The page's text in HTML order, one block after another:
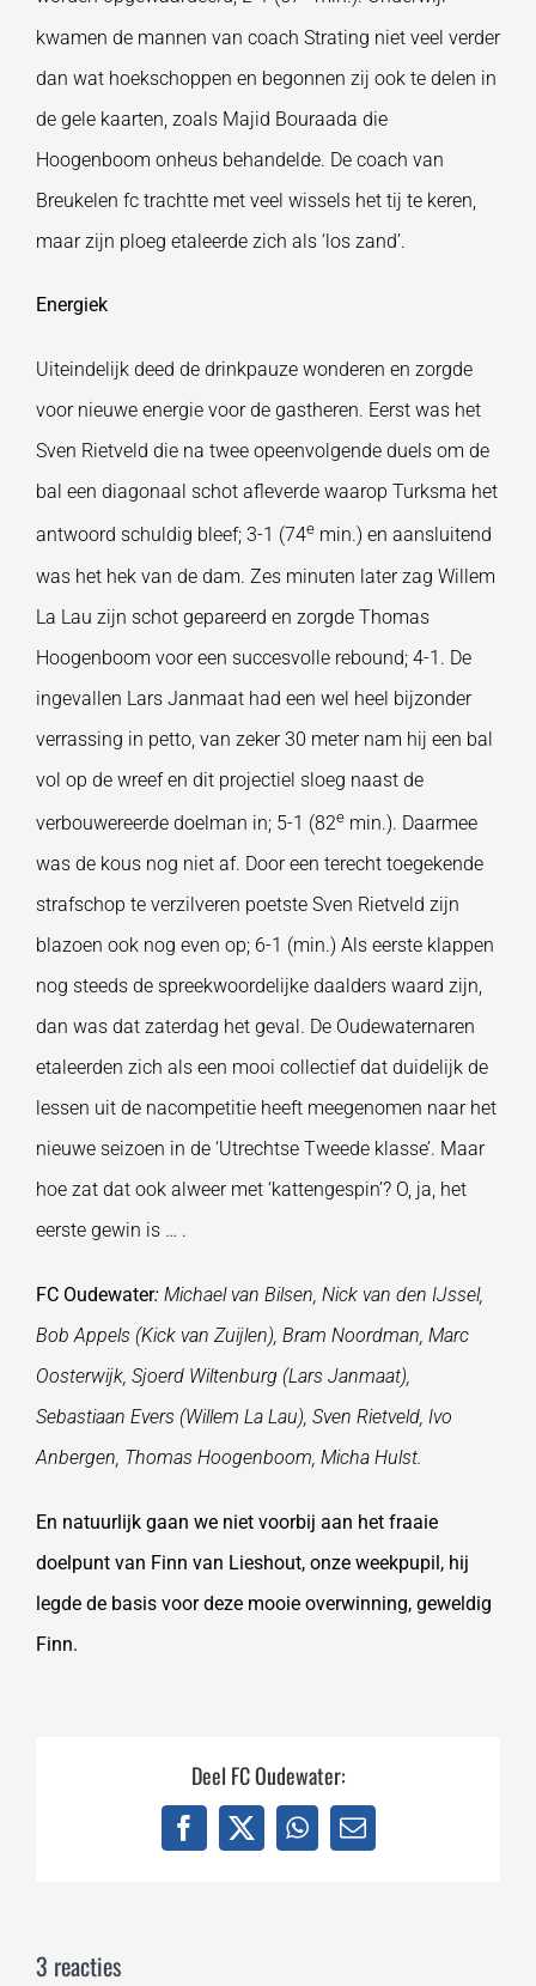
kwamen de mannen van coach Strating niet veel verder
dan wat hoekschoppen en begonnen zij ook te delen in
de gele kaarten, zoals Majid Bouraada die
Hoogenboom onheus behandelde. De coach van
Breukelen fc trachtte met veel wissels het tij te keren,
maar zijn ploeg etaleerde zich als ‘los zand’.
Energiek
Uiteindelijk deed de drinkpauze wonderen en zorgde
voor nieuwe energie voor de gastheren. Eerst was het
Sven Rietveld die na twee opeenvolgende duels om de
bal een diagonaal schot afleverde waarop Turksma het
antwoord schuldig bleef; 3-1 (74e min.) en aansluitend
was het hek van de dam. Zes minuten later zag Willem
La Lau zijn schot gepareerd en zorgde Thomas
Hoogenboom voor een succesvolle rebound; 4-1. De
ingevallen Lars Janmaat had een wel heel bijzonder
verrassing in petto, van zeker 30 meter nam hij een bal
vol op de wreef en dit projectiel sloeg naast de
verbouwereerde doelman in; 5-1 (82e min.). Daarmee
was de kous nog niet af. Door een terecht toegekende
strafschop te verzilveren poetste Sven Rietveld zijn
blazoen ook nog even op; 6-1 (min.) Als eerste klappen
nog steeds de spreekwoordelijke daalders waard zijn,
dan was dat zaterdag het geval. De Oudewaternaren
etaleerden zich als een mooi collectief dat duidelijk de
lessen uit de nacompetitie heeft meegenomen naar het
nieuwe seizoen in de ‘Utrechtse Tweede klasse’. Maar
hoe zat dat ook alweer met ‘kattengespin’? O, ja, het
eerste gewin is … .
FC Oudewater: Michael van Bilsen, Nick van den IJssel,
Bob Appels (Kick van Zuijlen), Bram Noordman, Marc
Oosterwijk, Sjoerd Wiltenburg (Lars Janmaat),
Sebastiaan Evers (Willem La Lau), Sven Rietveld, Ivo
Anbergen, Thomas Hoogenboom, Micha Hulst.
En natuurlijk gaan we niet voorbij aan het fraaie
doelpunt van Finn van Lieshout, onze weekpupil, hij
legde de basis voor deze mooie overwinning, geweldig
Finn.
Deel FC Oudewater:
Facebook
X WhatsApp
E-
3 reacties